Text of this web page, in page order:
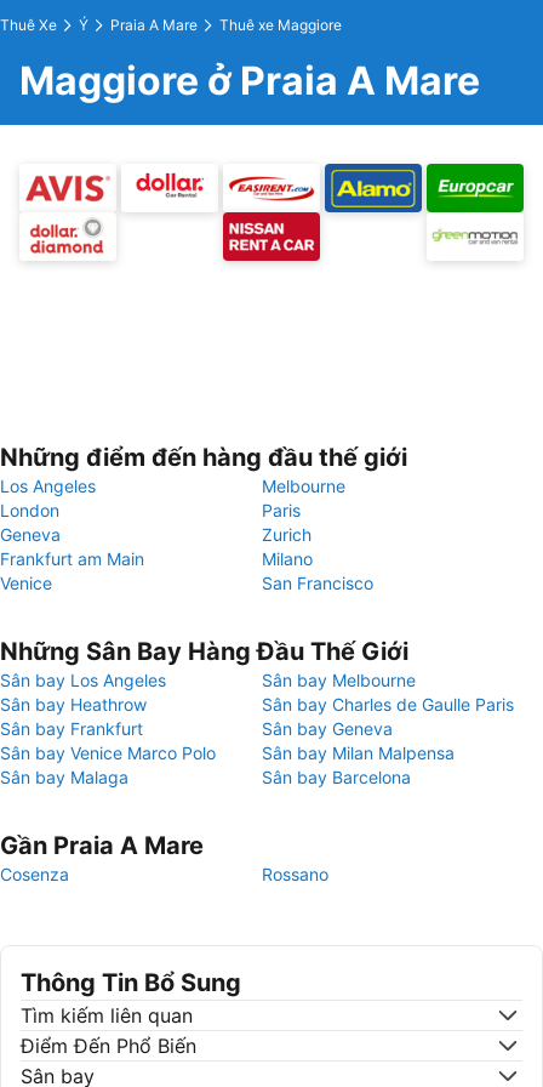
Thuê Xe Ý Praia A Mare Thuê xe Maggiore
Maggiore ở Praia A Mare
Những điểm đến hàng đầu thế giới
Los Angeles
Melbourne
London
Paris
Geneva
Zurich
Frankfurt am Main
Milano
Venice
San Francisco
Những Sân Bay Hàng Đầu Thế Giới
Sân bay Los Angeles
Sân bay Melbourne
Sân bay Heathrow
Sân bay Charles de Gaulle Paris
Sân bay Frankfurt
Sân bay Geneva
Sân bay Venice Marco Polo
Sân bay Milan Malpensa
Sân bay Malaga
Sân bay Barcelona
Gần Praia A Mare
Cosenza Rossano
Thông Tin Bổ Sung
Tìm kiếm liên quan
Điểm Đến Phổ Biến
Sân bay